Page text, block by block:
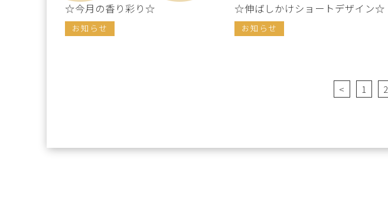
☆今月の香り彩り☆
お知らせ
☆伸ばしかけショートデザイン☆
お知らせ
< 1 2